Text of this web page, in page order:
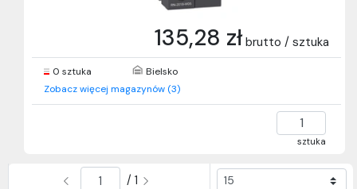
135,28 zł brutto / sztuka
0 sztuka
Bielsko
Zobacz więcej magazynów (3)
sztuka
/ 1